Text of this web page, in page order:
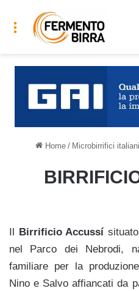
Menu
Home / Microbirrifici italiani
Il Birrificio Accussí
nel Parco dei Nebrodi,
familiare per la
Nino e Salvo affiancati da